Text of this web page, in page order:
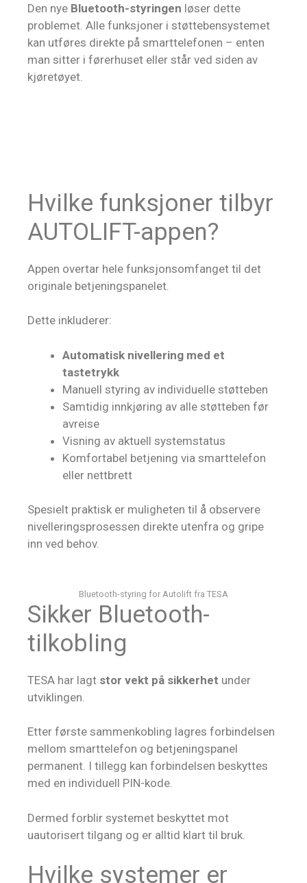
Den nye Bluetooth-styringen løser dette
problemet. Alle funksjoner i støttebensystemet
kan utføres direkte på smarttelefonen – enten
man sitter i førerhuset eller står ved siden av
kjøretøyet.
Hvilke funksjoner tilbyr
AUTOLIFT-appen?
Appen overtar hele funksjonsomfanget til det
originale betjeningspanelet.
Dette inkluderer:
Automatisk nivellering med et
tastetrykk
Manuell styring av individuelle støtteben
Samtidig innkjøring av alle støtteben før
avreise
Visning av aktuell systemstatus
Komfortabel betjening via smarttelefon
eller nettbrett
Spesielt praktisk er muligheten til å observere
nivelleringsprosessen direkte utenfra og gripe
inn ved behov.
Bluetooth-styring for Autolift fra TESA
Sikker Bluetooth-
tilkobling
TESA har lagt stor vekt på sikkerhet under
utviklingen.
Etter første sammenkobling lagres forbindelsen
mellom smarttelefon og betjeningspanel
permanent. I tillegg kan forbindelsen beskyttes
med en individuell PIN-kode.
Dermed forblir systemet beskyttet mot
uautorisert tilgang og er alltid klart til bruk.
Hvilke systemer er